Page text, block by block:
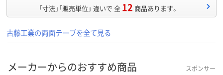
「寸法」「販売単位」 違いで 全 12 商品あります。
古藤工業の両面テープを全て見る
メーカーからのおすすめ商品 スポンサー